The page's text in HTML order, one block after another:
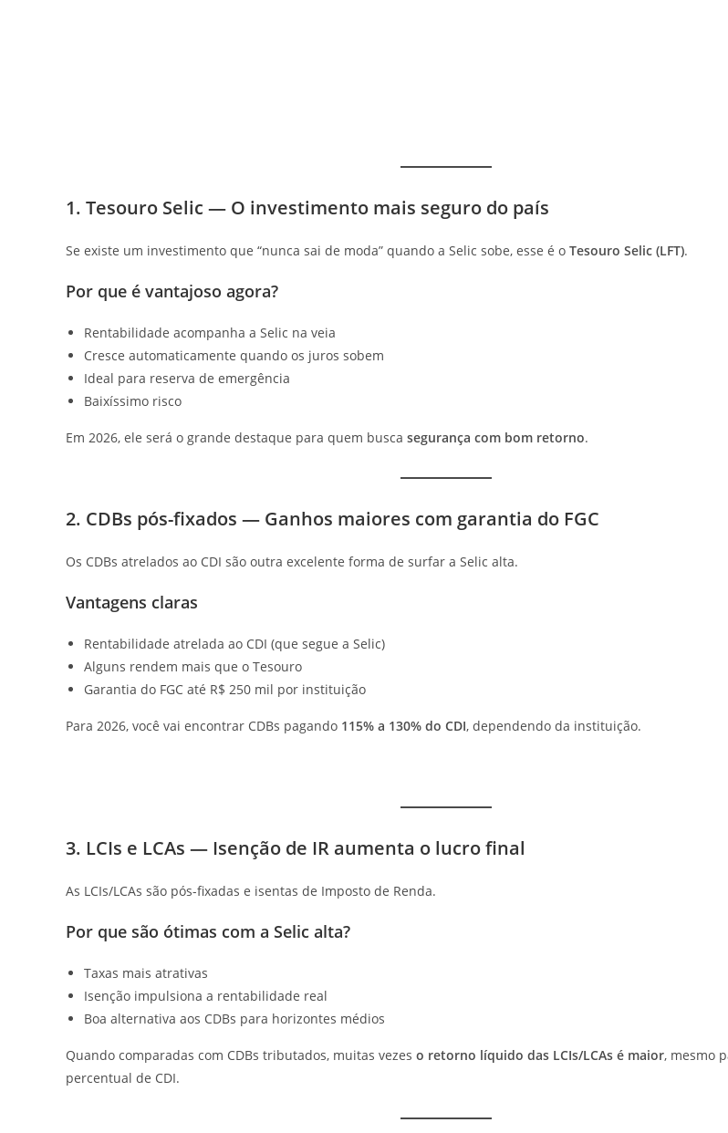
1. Tesouro Selic — O investimento mais seguro do país
Se existe um investimento que “nunca sai de moda” quando a Selic sobe, esse é o Tesouro Selic (LFT).
Por que é vantajoso agora?
Rentabilidade acompanha a Selic na veia
Cresce automaticamente quando os juros sobem
Ideal para reserva de emergência
Baixíssimo risco
Em 2026, ele será o grande destaque para quem busca segurança com bom retorno.
2. CDBs pós-fixados — Ganhos maiores com garantia do FGC
Os CDBs atrelados ao CDI são outra excelente forma de surfar a Selic alta.
Vantagens claras
Rentabilidade atrelada ao CDI (que segue a Selic)
Alguns rendem mais que o Tesouro
Garantia do FGC até R$ 250 mil por instituição
Para 2026, você vai encontrar CDBs pagando 115% a 130% do CDI, dependendo da instituição.
3. LCIs e LCAs — Isenção de IR aumenta o lucro final
As LCIs/LCAs são pós-fixadas e isentas de Imposto de Renda.
Por que são ótimas com a Selic alta?
Taxas mais atrativas
Isenção impulsiona a rentabilidade real
Boa alternativa aos CDBs para horizontes médios
Quando comparadas com CDBs tributados, muitas vezes o retorno líquido das LCIs/LCAs é maior, mesmo
percentual de CDI.